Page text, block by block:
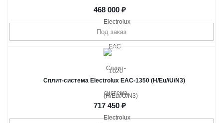
468 000 ₽
Под заказ
Сплит-система Electrolux EAC-1350 (H/Eu//U/N3)
717 450 ₽